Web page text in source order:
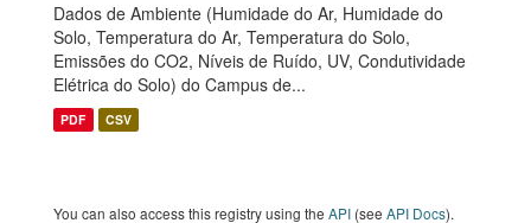
Dados de Ambiente (Humidade do Ar, Humidade do
Solo, Temperatura do Ar, Temperatura do Solo,
Emissões do CO2, Níveis de Ruído, UV, Condutividade
Elétrica do Solo) do Campus de...
PDF CSV
You can also access this registry using the API (see API Docs).